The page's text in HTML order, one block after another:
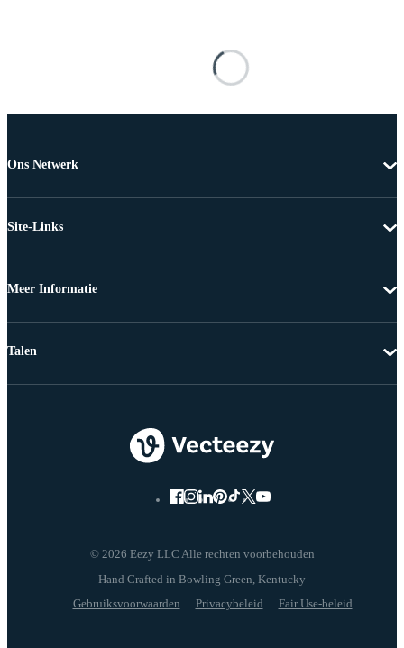
Ons Netwerk
Site-Links
Meer Informatie
© 2026 Eezy LLC Alle rechten voorbehouden
Gebruiksvoorwaarden Privacybeleid Fair Use-beleid
Talen